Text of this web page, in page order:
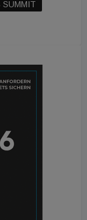
SUMMIT